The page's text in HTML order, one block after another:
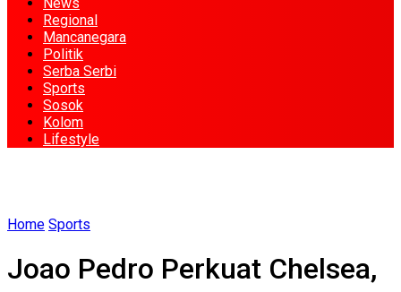
Regional
Mancanegara
Politik
Serba Serbi
Sports
Sosok
Kolom
Lifestyle
Home Sports
Joao Pedro Perkuat Chelsea,